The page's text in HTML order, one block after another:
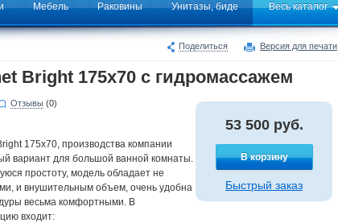
Мебель Раковины Унитазы, биде Весь каталог
Поделиться Версия для печати
Bright 175x70 с гидромассажем
Отзывы (0)
175х70, производства компании
вариант для большой ванной комнаты.
простоту, модель обладает не
и внушительным объем, очень удобна
весьма комфортными. В
входит:
53 500 руб.
В корзину
Быстрый заказ